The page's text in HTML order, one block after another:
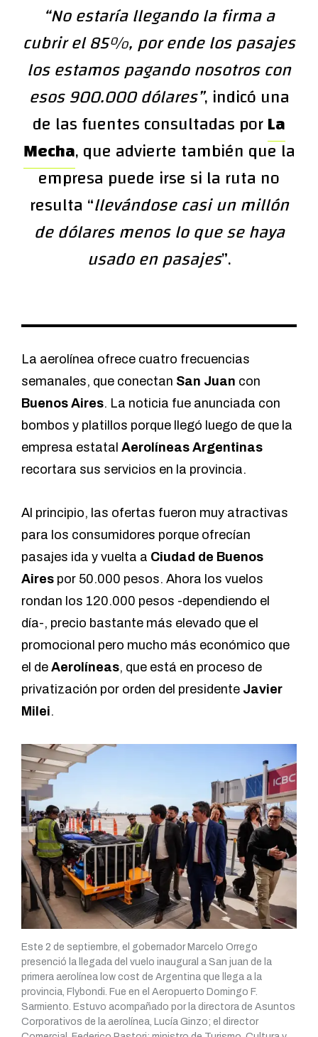
“No estaría llegando la firma a
cubrir el 85%, por ende los pasajes
los estamos pagando nosotros con
esos 900.000 dólares”, indicó una
de las fuentes consultadas porLa
Mecha, que advierte también que la
empresa puede irse si la ruta no
resulta “llevándose casi un millón
de dólares menos lo que se haya
usado en pasajes”.
La aerolínea ofrece cuatro frecuencias
semanales, que conectan San Juan con
Buenos Aires. La noticia fue anunciada con
bombos y platillos porque llegó luego de que la
empresa estatal Aerolíneas Argentinas
recortara sus servicios en la provincia.
Al principio, las ofertas fueron muy atractivas
para los consumidores porque ofrecían
pasajes ida y vuelta a Ciudad de Buenos
Aires por 50.000 pesos. Ahora los vuelos
rondan los 120.000 pesos -dependiendo el
día-, precio bastante más elevado que el
promocional pero mucho más económico que
el de Aerolíneas, que está en proceso de
privatización por orden del presidente Javier
Milei.
Este 2 de septiembre, el gobernador Marcelo Orrego
presenció la llegada del vuelo inaugural a San juan de la
primera aerolínea low cost de Argentina que llega a la
provincia, Flybondi. Fue en el Aeropuerto Domingo F.
Sarmiento. Estuvo acompañado por la directora de Asuntos
Corporativos de la aerolínea, Lucía Ginzo; el director